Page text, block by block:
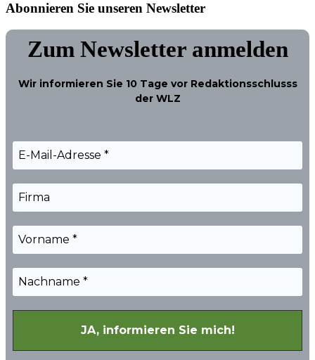
Abonnieren Sie unseren Newsletter
Zum Newsletter anmelden
Wir informieren Sie 10 Tage vor Redaktionsschlusss
der WLZ